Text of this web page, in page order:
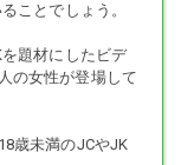
ことでしょう。
題材にしたビデ
の女性が登場して
歳未満のJCやJK